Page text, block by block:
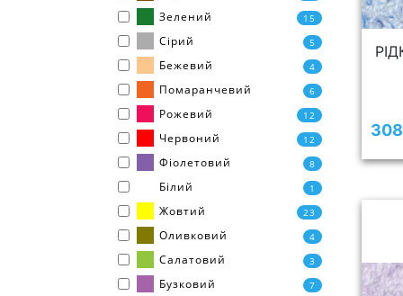
Зелений 15
Сірий 5
Бежевий 4
Помаранчевий 6
Рожевий 12
Червоний 12
Фіолетовий 8
Білий 1
Жовтий 23
Оливковий 4
Салатовий 3
Бузковий 7